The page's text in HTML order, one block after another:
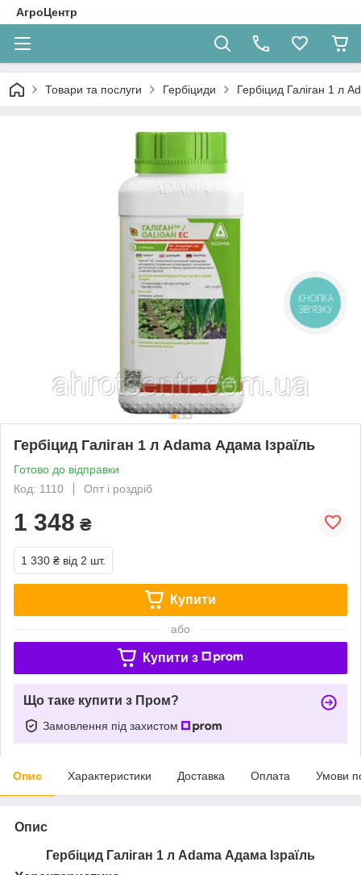
АгроЦентр
Товари та послуги Гербіциди Гербіцид Галіган 1 л
Гербіцид Галіган 1 л Adama Адама Ізраїль
Готово до відправки
Код: 1110
Опт і роздріб
1 348 ₴
1 330 ₴ від 2 шт.
Купити
або
Купити з
Що таке купити з Пром?
Замовлення під захистом
Опис Характеристики Доставка Оплата Умови
Опис
Гербіцид Галіган 1 л Adama Адама Ізраїль
КНОПКА
ЗВ'ЯЗКУ